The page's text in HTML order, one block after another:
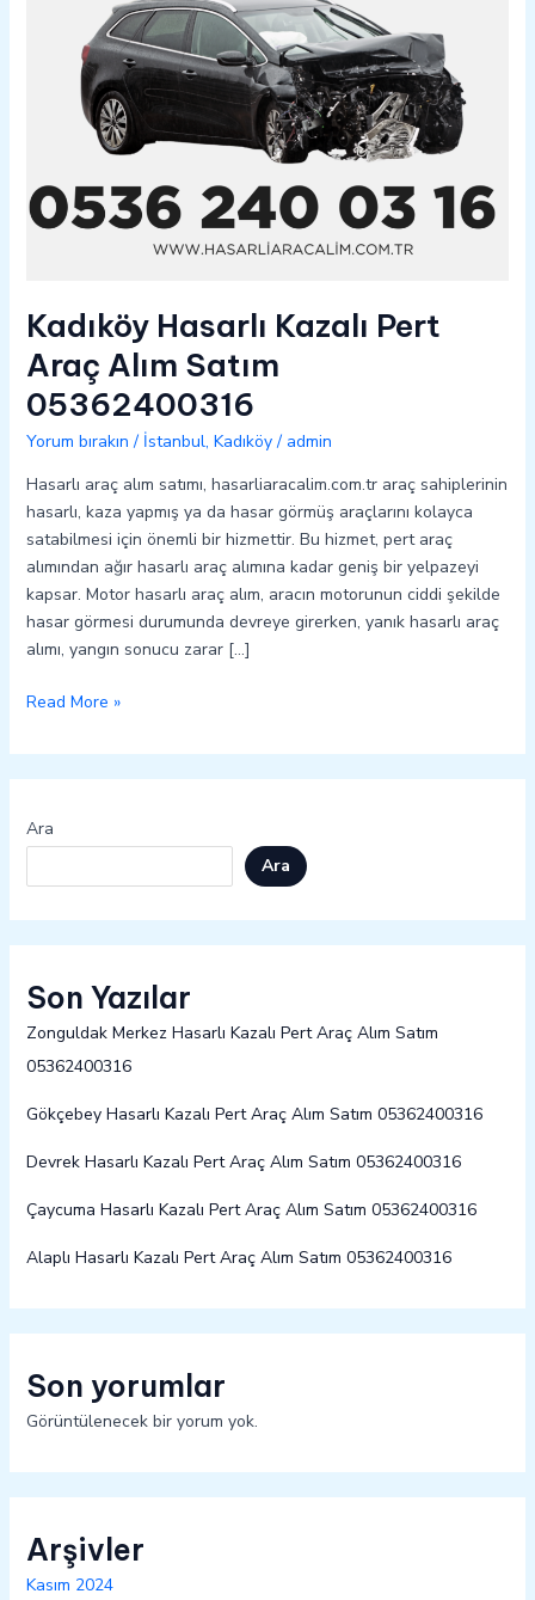
Kadıköy Hasarlı Kazalı Pert
Araç Alım Satım
05362400316
Yorum bırakın / İstanbul, Kadıköy/ admin
Hasarlı araç alım satımı, hasarliaracalim.com.tr araç sahiplerinin
hasarlı, kaza yapmış ya da hasar görmüş araçlarını kolayca
satabilmesi için önemli bir hizmettir. Bu hizmet, pert araç
alımından ağır hasarlı araç alımına kadar geniş bir yelpazeyi
kapsar. Motor hasarlı araç alım, aracın motorunun ciddi şekilde
hasar görmesi durumunda devreye girerken, yanık hasarlı araç
alımı, yangın sonucu zarar […]
Read More »
Ara
Ara
Son Yazılar
Zonguldak Merkez Hasarlı Kazalı Pert Araç Alım Satım
05362400316
Gökçebey Hasarlı Kazalı Pert Araç Alım Satım 05362400316
Devrek Hasarlı Kazalı Pert Araç Alım Satım 05362400316
Çaycuma Hasarlı Kazalı Pert Araç Alım Satım 05362400316
Alaplı Hasarlı Kazalı Pert Araç Alım Satım 05362400316
Son yorumlar
Görüntülenecek bir yorum yok.
Arşivler
Kasım 2024